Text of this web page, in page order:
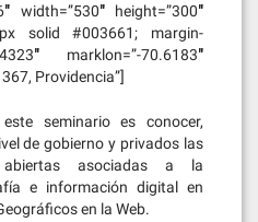
width=”530″ height=”300″
solid #003661; margin-
marklon=”-70.6183″
Providencia”]
seminario es conocer,
de gobierno y privados las
abiertas asociadas a la
e información digital en
en la Web.